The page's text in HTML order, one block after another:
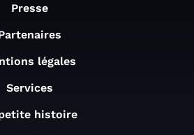
Presse
légales
Services
histoire